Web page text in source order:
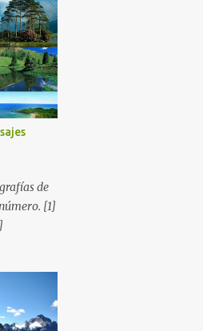
al igual
merecido
lagos,
de los
a esta
feliz
con misde
[1]